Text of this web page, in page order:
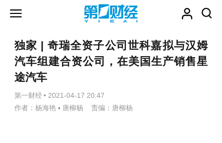
独家 | 奇瑞全资子公司世科嘉拟与汉姆
汽车组建合资公司，在美国生产销售星
途汽车
第一财经 • 2021-04-17 20:47
作者：杨海艳 ▪ 唐柳杨 责编：唐柳杨